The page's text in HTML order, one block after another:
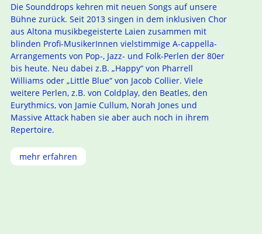
Die Sounddrops kehren mit neuen Songs auf unsere
Bühne zurück. Seit 2013 singen in dem inklusiven Chor
aus Altona musikbegeisterte Laien zusammen mit
blinden Profi-MusikerInnen vielstimmige A-cappella-
Arrangements von Pop-, Jazz- und Folk-Perlen der 80er
bis heute. Neu dabei z.B. „Happy“ von Pharrell
Williams oder „Little Blue“ von Jacob Collier. Viele
weitere Perlen, z.B. von Coldplay, den Beatles, den
Eurythmics, von Jamie Cullum, Norah Jones und
Massive Attack haben sie aber auch noch in ihrem
Repertoire.
mehr erfahren